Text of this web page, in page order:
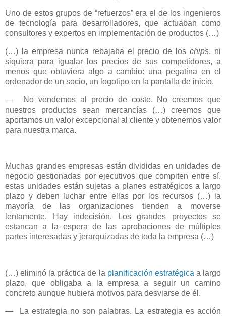
Uno de estos grupos de “refuerzos” era el de los ingenieros
de tecnología para desarrolladores, que actuaban como
consultores y expertos en implementación de productos (…)
(…) la empresa nunca rebajaba el precio de loschips, ni
siquiera para igualar los precios de sus competidores, a
menos que obtuviera algo a cambio: una pegatina en el
ordenador de un socio, un logotipo en la pantalla de inicio.
—
No vendemos al precio de coste. No creemos que
nuestros productos sean mercancías (…) creemos que
aportamos un valor excepcional al cliente y obtenemos valor
para nuestra marca.
Muchas grandes empresas están divididas en unidades de
negocio gestionadas por ejecutivos que compiten entre sí.
estas unidades están sujetas a planes estratégicos a largo
plazo y deben luchar entre ellas por los recursos (…) la
mayoría de las organizaciones tienden a moverse
lentamente. Hay indecisión. Los grandes proyectos se
estancan a la espera de las aprobaciones de múltiples
partes interesadas y jerarquizadas de toda la empresa (…)
(…) eliminó la práctica de la planificación estratégica a largo
plazo, que obligaba a la empresa a seguir un camino
concreto aunque hubiera motivos para desviarse de él.
—
La estrategia no son palabras. La estrategia es acción